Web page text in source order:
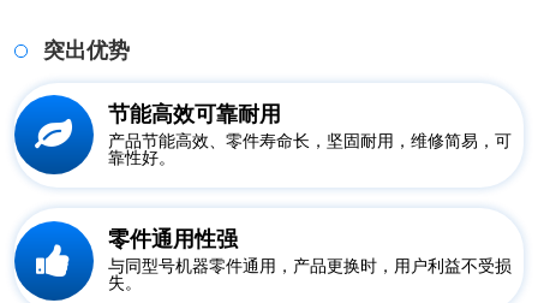
突出优势
节能高效可靠耐用
产品节能高效、零件寿命长，坚固耐用，维修简易，可
靠性好。
零件通用性强
与同型号机器零件通用，产品更换时，用户利益不受损
失。